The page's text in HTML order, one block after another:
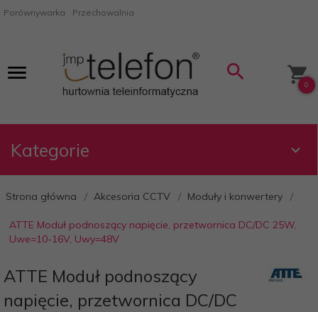
Porównywarka Przechowalnia
0
Kategorie
Strona główna Akcesoria CCTV Moduły i konwertery
ATTE Moduł podnoszący napięcie, przetwornica DC/DC 25W,
Uwe=10-16V, Uwy=48V
ATTE Moduł podnoszący
napięcie, przetwornica DC/DC